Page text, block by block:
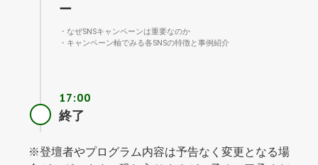
ー
・なぜSNSキャンペーンは重要なのか
・キャンペーン軸でみる各SNSの特徴と事例紹介
17:00
終了
※登壇者やプログラム内容は予告なく変更となる場